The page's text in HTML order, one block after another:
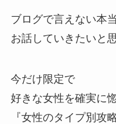
ブログで言えない本
お話していきたいと
今だけ限定で
好きな女性を確実に
『女性のタイプ別攻